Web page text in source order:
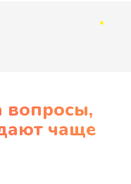
вопросы,
чаще